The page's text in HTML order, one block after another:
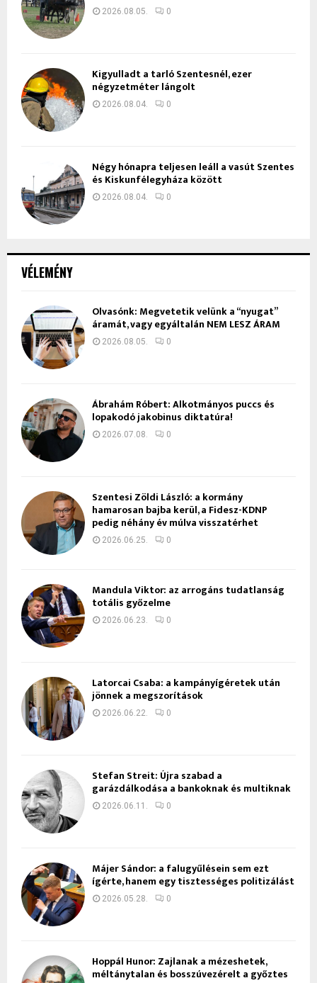
VÉLEMÉNY
Olvasónk: Megvetetik velünk a “nyugat”
áramát, vagy egyáltalán NEM LESZ ÁRAM
2026.08.05. 0
Ábrahám Róbert: Alkotmányos puccs és
lopakodó jakobinus diktatúra!
2026.07.08. 0
Szentesi Zöldi László: a kormány
hamarosan bajba kerül, a Fidesz-KDNP
pedig néhány év múlva visszatérhet
2026.06.25. 0
Mandula Viktor: az arrogáns tudatlanság
totális győzelme
2026.06.23. 0
Latorcai Csaba: a kampányígéretek után
jönnek a megszorítások
2026.06.22. 0
Stefan Streit: Újra szabad a
garázdálkodása a bankoknak és multiknak
2026.06.11. 0
Májer Sándor: a falugyűlésein sem ezt
ígérte, hanem egy tisztességes politizálást
2026.05.28. 0
Hoppál Hunor: Zajlanak a mézeshetek,
méltánytalan és bosszúvezérelt a győztes
2026.08.05. 0
Kigyulladt a tarló Szentesnél, ezer
négyzetméter lángolt
2026.08.04. 0
Négy hónapra teljesen leáll a vasút Szentes
és Kiskunfélegyháza között
2026.08.04. 0